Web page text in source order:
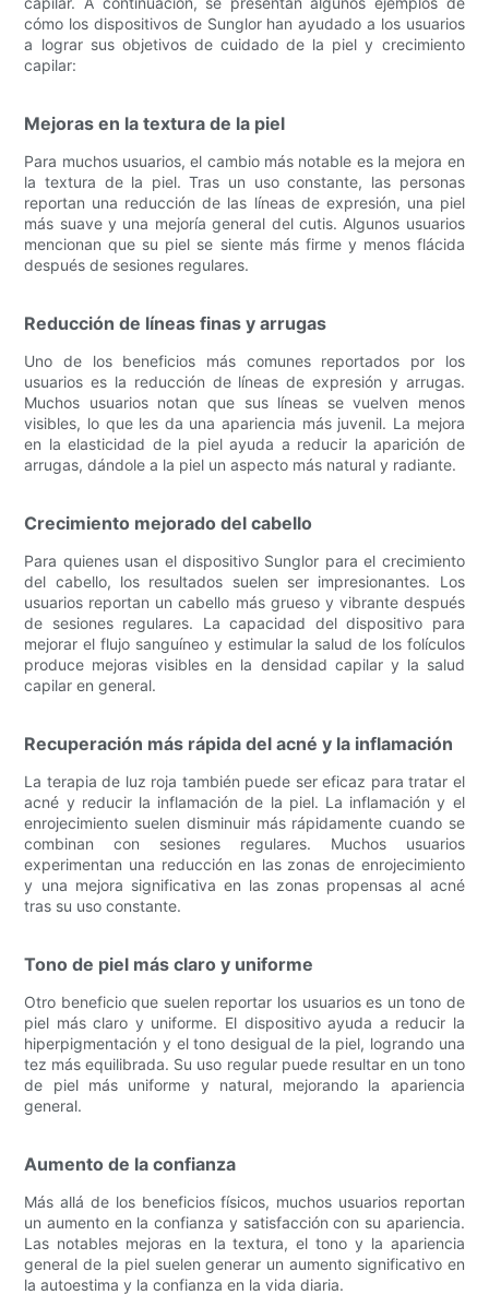
cómo los dispositivos de Sunglor han ayudado a los usuarios
a lograr sus objetivos de cuidado de la piel y crecimiento
capilar:
Mejoras en la textura de la piel
Para muchos usuarios, el cambio más notable es la mejora en
la textura de la piel. Tras un uso constante, las personas
reportan una reducción de las líneas de expresión, una piel
más suave y una mejoría general del cutis. Algunos usuarios
mencionan que su piel se siente más firme y menos flácida
después de sesiones regulares.
Reducción de líneas finas y arrugas
Uno de los beneficios más comunes reportados por los
usuarios es la reducción de líneas de expresión y arrugas.
Muchos usuarios notan que sus líneas se vuelven menos
visibles, lo que les da una apariencia más juvenil. La mejora
en la elasticidad de la piel ayuda a reducir la aparición de
arrugas, dándole a la piel un aspecto más natural y radiante.
Crecimiento mejorado del cabello
Para quienes usan el dispositivo Sunglor para el crecimiento
del cabello, los resultados suelen ser impresionantes. Los
usuarios reportan un cabello más grueso y vibrante después
de sesiones regulares. La capacidad del dispositivo para
mejorar el flujo sanguíneo y estimular la salud de los folículos
produce mejoras visibles en la densidad capilar y la salud
capilar en general.
Recuperación más rápida del acné y la inflamación
La terapia de luz roja también puede ser eficaz para tratar el
acné y reducir la inflamación de la piel. La inflamación y el
enrojecimiento suelen disminuir más rápidamente cuando se
combinan con sesiones regulares. Muchos usuarios
experimentan una reducción en las zonas de enrojecimiento
y una mejora significativa en las zonas propensas al acné
tras su uso constante.
Tono de piel más claro y uniforme
Otro beneficio que suelen reportar los usuarios es un tono de
piel más claro y uniforme. El dispositivo ayuda a reducir la
hiperpigmentación y el tono desigual de la piel, logrando una
tez más equilibrada. Su uso regular puede resultar en un tono
de piel más uniforme y natural, mejorando la apariencia
general.
Aumento de la confianza
Más allá de los beneficios físicos, muchos usuarios reportan
un aumento en la confianza y satisfacción con su apariencia.
Las notables mejoras en la textura, el tono y la apariencia
general de la piel suelen generar un aumento significativo en
la autoestima y la confianza en la vida diaria.